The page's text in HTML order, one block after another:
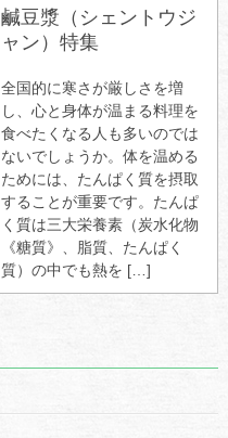
鹹豆漿（シェントウジ
ャン）特集
全国的に寒さが厳しさを増
し、心と身体が温まる料理を
食べたくなる人も多いのでは
ないでしょうか。体を温める
ためには、たんぱく質を摂取
することが重要です。たんぱ
く質は三大栄養素（炭水化物
《糖質》、脂質、たんぱく
質）の中でも熱を […]